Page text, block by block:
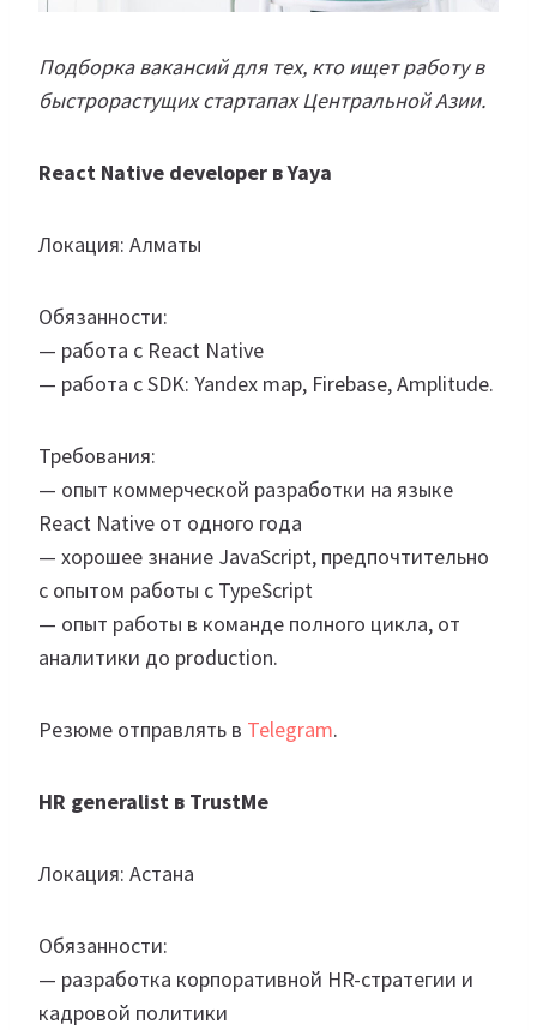
Подборка вакансий для тех, кто ищет работу в
быстрорастущих стартапах Центральной Азии.
React Native developer в Yaya
Локация: Алматы
Обязанности:
— работа с React Native
— работа с SDK: Yandex map, Firebase, Amplitude.
Требования:
— опыт коммерческой разработки на языке
React Native от одного года
— хорошее знание JavaScript, предпочтительно
с опытом работы с TypeScript
— опыт работы в команде полного цикла, от
аналитики до production.
Резюме отправлять в Telegram.
HR generalist в TrustMe
Локация: Астана
Обязанности:
— разработка корпоративной HR-стратегии и
кадровой политики